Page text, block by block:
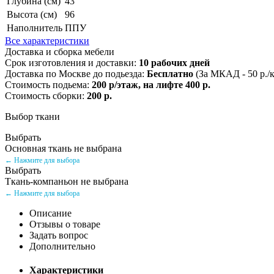
Высота (см)
96
Наполнитель ППУ
Все характеристики
Доставка и сборка мебели
Срок изготовления и доставки: 10 рабочих дней
Доставка по Москве до подьезда: Бесплатно (За МКАД - 50 р./
Стоимость подьема: 200 р/этаж, на лифте 400 р.
Стоимость сборки: 200 р.
Выбор ткани
Выбрать
Основная ткань не выбрана
← Нажмите для выбора
Выбрать
Ткань-компаньон не выбрана
← Нажмите для выбора
Описание
Отзывы о товаре
Задать вопрос
Дополнительно
Характеристики